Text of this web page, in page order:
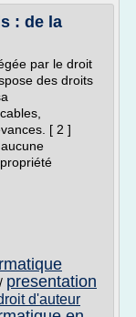
: de la
par le droit
des droits
[ 2 ]
/ presentation
d'auteur